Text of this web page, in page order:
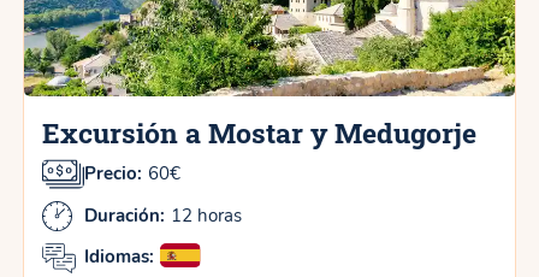
Excursión a Mostar y Medugorje
Precio: 60€
Duración: 12 horas
Idiomas: